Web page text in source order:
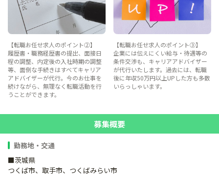
【転職お任せ求人のポイント②】
履歴書・職務経歴書の提出、面接日
程の調整、内定後の入社時期の調整
等、面倒な手続きはすべてキャリア
アドバイザーが代行。今のお仕事を
続けながら、無理なく転職活動を行
うことができます。
【転職お任せ求人のポイント③】
企業には伝えにくい給与・待遇等の
条件交渉も、キャリアアドバイザー
が代行いたします。過去には、転職
後に年収50万円以上UPした方も多数
いらっしゃいます。
募集概要
勤務地・交通
■茨城県
つくば市、取手市、つくばみらい市